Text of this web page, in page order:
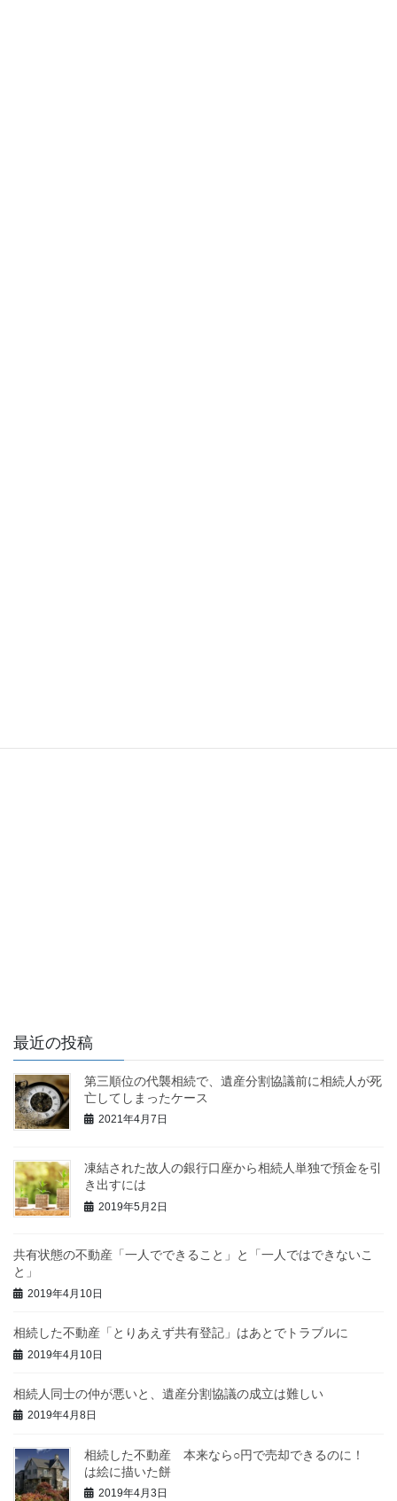
最近の投稿
第三順位の代襲相続で、遺産分割協議前に相続人が死
亡してしまったケース
2021年4月7日
凍結された故人の銀行口座から相続人単独で預金を引
き出すには
2019年5月2日
共有状態の不動産「一人でできること」と「一人ではできないこ
と」
2019年4月10日
相続した不動産「とりあえず共有登記」はあとでトラブルに
2019年4月10日
相続人同士の仲が悪いと、遺産分割協議の成立は難しい
2019年4月8日
相続した不動産 本来なら○円で売却できるのに！
は絵に描いた餅
2019年4月3日